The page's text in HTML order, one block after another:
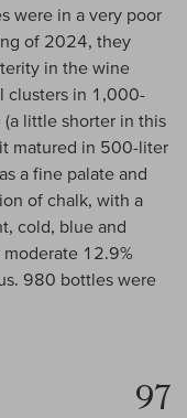
were in a very poor
of 2024, they
in the wine
clusters in 1,000-
little shorter in this
matured in 500-liter
a fine palate and
of chalk, with a
cold, blue and
moderate 12.9%
980 bottles were
97